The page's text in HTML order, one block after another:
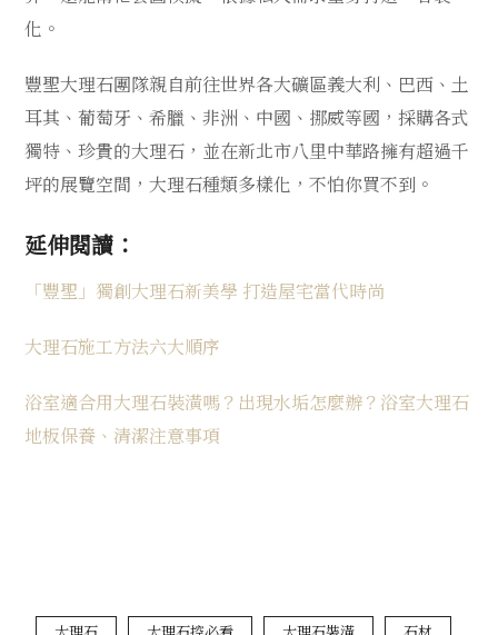
化。
豐聖大理石團隊親自前往世界各大礦區義大利、巴西、土
耳其、葡萄牙、希臘、非洲、中國、挪威等國，採購各式
獨特、珍貴的大理石，並在新北市八里中華路擁有超過千
坪的展覽空間，大理石種類多樣化，不怕你買不到。
延伸閱讀：
「豐聖」獨創大理石新美學 打造屋宅當代時尚
大理石施工方法六大順序
浴室適合用大理石裝潢嗎？出現水垢怎麼辦？浴室大理石
地板保養、清潔注意事項